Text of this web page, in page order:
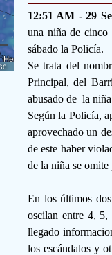
12:51 AM - 29
una niña de cinco
sábado la Policía.
Se trata del
Principal, del
abusado de la
Según la Policía,
aprovechado un
de este haber
de la niña se omite
En los últimos
oscilan entre 4, 5,
llegado
los escándalos y